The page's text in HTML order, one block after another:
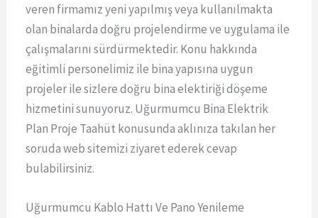
veren firmamız yeni yapılmış veya kullanılmakta
olan binalarda doğru projelendirme ve uygulama ile
çalışmalarını sürdürmektedir. Konu hakkında
eğitimli personelimiz ile bina yapısına uygun
projeler ile sizlere doğru bina elektiriği döşeme
hizmetini sunuyoruz. Uğurmumcu Bina Elektrik
Plan Proje Taahüt konusunda aklınıza takılan her
soruda web sitemizi ziyaret ederek cevap
bulabilirsiniz.
Uğurmumcu Kablo Hattı Ve Pano Yenileme